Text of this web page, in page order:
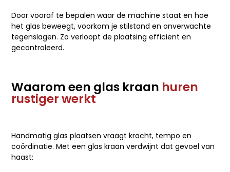
Door vooraf te bepalen waar de machine staat en hoe
het glas beweegt, voorkom je stilstand en onverwachte
tegenslagen. Zo verloopt de plaatsing efficiënt en
gecontroleerd.
Waarom een glas kraan huren
rustiger werkt
Handmatig glas plaatsen vraagt kracht, tempo en
coördinatie. Met een glas kraan verdwijnt dat gevoel van
haast: